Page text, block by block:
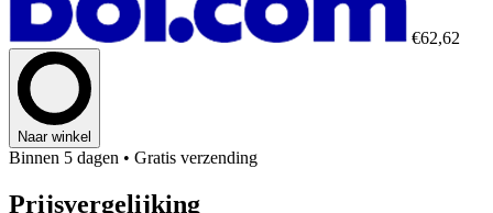
€62,62
Naar winkel
Binnen 5 dagen • Gratis verzending
Prijsvergelijking